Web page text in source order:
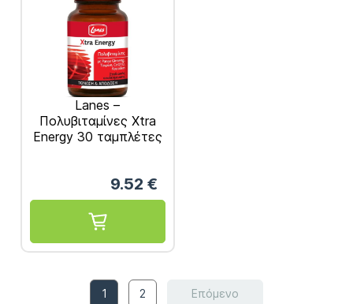
Lanes –
Πολυβιταμίνες Xtra
Energy 30 ταμπλέτες
9.52 €
1 2 Επόμενο